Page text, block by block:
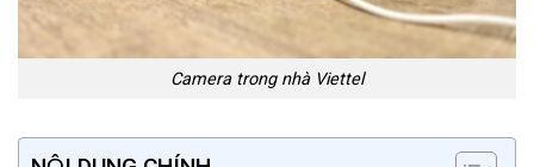
Camera trong nhà Viettel